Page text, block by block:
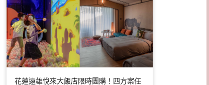
花蓮遠雄悅來大飯店限時團購！四方案任